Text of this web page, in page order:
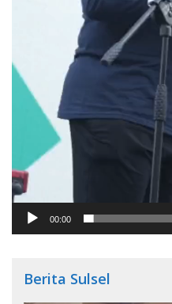
00:00
Berita Sulsel